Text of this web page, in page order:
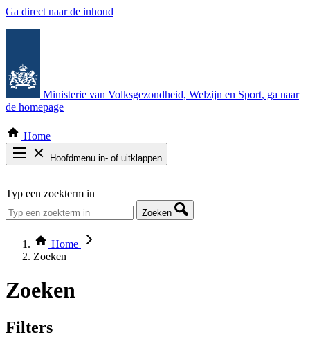
Ga direct naar de inhoud
Ministerie van Volksgezondheid, Welzijn en Sport, ga naar
de homepage
Home
Hoofdmenu in- of uitklappen
Thema COVID-19
Bekijk per bestuursorgaan
Typ een zoekterm in
Zoeken
Home
Zoeken
Zoeken
Filters